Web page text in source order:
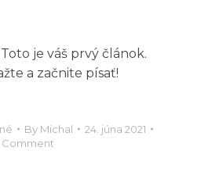
je váš prvý článok.
a začnite písať!
By Michal
24. júna 2021
Comment